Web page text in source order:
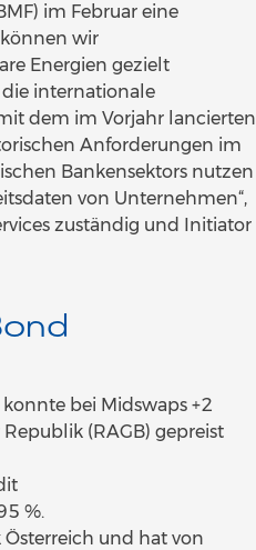
im Februar eine
können wir
Energien gezielt
internationale
dem im Vorjahr lancierten
Anforderungen im
Bankensektors nutzen
von Unternehmen“,
zuständig und Initiator
bei Midswaps +2
(RAGB) gepreist
%.
und hat von